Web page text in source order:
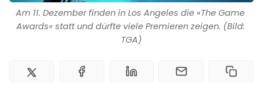
Am 11. Dezember finden in Los Angeles die «The Game
Awards» statt und dürfte viele Premieren zeigen. (Bild:
TGA)